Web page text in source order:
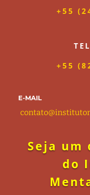
+55
+55
E-MAIL
Seja um
do